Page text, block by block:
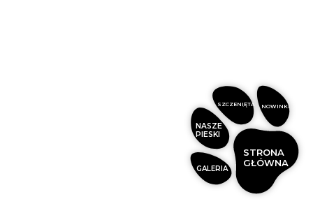
STRONA
GŁÓWNA
SZCZENIĘTA
GALERIA
NOWINKI
NASZE
PIESKI